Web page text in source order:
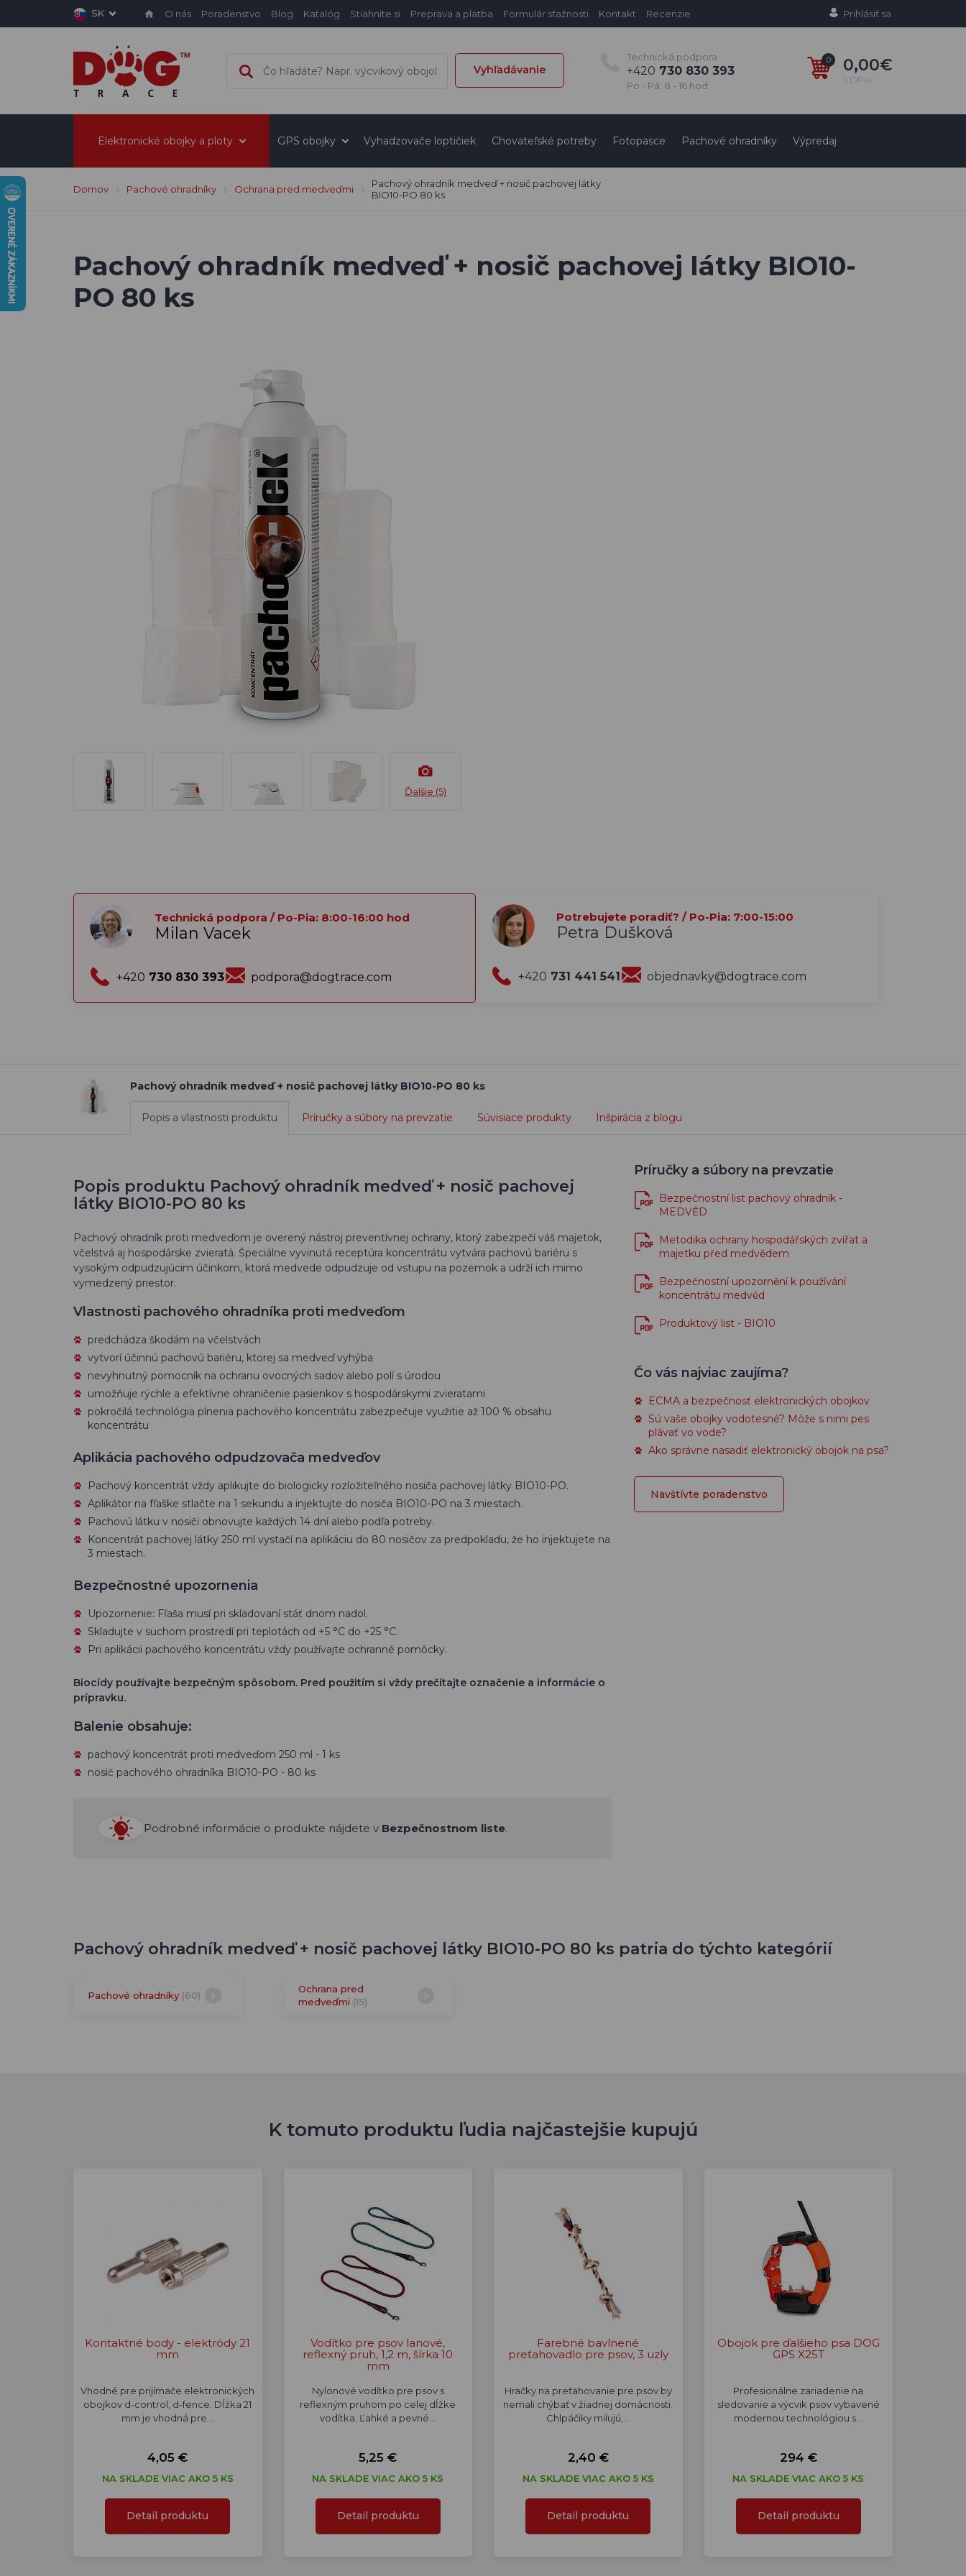
SK O nás Poradenstvo Blog Katalóg Stiahnite si Preprava a platba Formulár sťažnosti Kontakt Recenzie Prihlásiť sa
Vyhľadávanie
Technická podpora
+420 730 830 393
Po - Pá: 8 - 16 hod
0 0,00€
s DPH
Elektronické obojky a ploty GPS obojky Vyhadzovače loptičiek Chovateľské potreby Fotopasce Pachové ohradníky Výpredaj
Domov Pachové ohradníky Ochrana pred medveďmi
Pachový ohradník medveď + nosič pachovej látky
BIO10-PO 80 ks
Pachový ohradník medveď + nosič pachovej látky BIO10-
PO 80 ks
Ďalšie (5)
Technická podpora / Po-Pia: 8:00-16:00 hod
Milan Vacek
+420 730 830 393 podpora@dogtrace.com
Potrebujete poradiť? / Po-Pia: 7:00-15:00
Petra Dušková
+420 731 441 541 objednavky@dogtrace.com
Pachový ohradník medveď + nosič pachovej látky BIO10-PO 80 ks
Popis a vlastnosti produktu Príručky a súbory na prevzatie Súvisiace produkty Inšpirácia z blogu
Popis produktu Pachový ohradník medveď + nosič pachovej
látky BIO10-PO 80 ks
Pachový ohradník proti medveďom je overený nástroj preventívnej ochrany, ktorý zabezpečí váš majetok,
včelstvá aj hospodárske zvieratá. Špeciálne vyvinutá receptúra koncentrátu vytvára pachovú bariéru s
vysokým odpudzujúcim účinkom, ktorá medvede odpudzuje od vstupu na pozemok a udrží ich mimo
vymedzený priestor.
Vlastnosti pachového ohradníka proti medveďom
predchádza škodám na včelstvách
vytvorí účinnú pachovú bariéru, ktorej sa medveď vyhýba
nevyhnutný pomocník na ochranu ovocných sadov alebo polí s úrodou
umožňuje rýchle a efektívne ohraničenie pasienkov s hospodárskymi zvieratami
pokročilá technológia plnenia pachového koncentrátu zabezpečuje využitie až 100 % obsahu
koncentrátu
Aplikácia pachového odpudzovača medveďov
Pachový koncentrát vždy aplikujte do biologicky rozložiteľného nosiča pachovej látky BIO10-PO.
Aplikátor na fľaške stlačte na 1 sekundu a injektujte do nosiča BIO10-PO na 3 miestach.
Pachovú látku v nosiči obnovujte každých 14 dní alebo podľa potreby.
Koncentrát pachovej látky 250 ml vystačí na aplikáciu do 80 nosičov za predpokladu, že ho injektujete na
3 miestach.
Bezpečnostné upozornenia
Upozornenie: Fľaša musí pri skladovaní stáť dnom nadol.
Skladujte v suchom prostredí pri teplotách od +5 °C do +25 °C.
Pri aplikácii pachového koncentrátu vždy používajte ochranné pomôcky.
Biocídy používajte bezpečným spôsobom. Pred použitím si vždy prečítajte označenie a informácie o
prípravku.
Balenie obsahuje:
pachový koncentrát proti medveďom 250 ml - 1 ks
nosič pachového ohradníka BIO10-PO - 80 ks
Podrobné informácie o produkte nájdete v Bezpečnostnom liste.
Príručky a súbory na prevzatie
Bezpečnostní list pachový ohradník -
MEDVĚD
Metodika ochrany hospodářských zvířat a
majetku před medvědem
Bezpečnostní upozornění k používání
koncentrátu medvěd
Produktový list - BIO10
Čo vás najviac zaujíma?
ECMA a bezpečnosť elektronických obojkov
Sú vaše obojky vodotesné? Môže s nimi pes
plávať vo vode?
Ako správne nasadiť elektronický obojok na psa?
Navštívte poradenstvo
Pachový ohradník medveď + nosič pachovej látky BIO10-PO 80 ks patria do týchto kategórií
Pachové ohradníky (60)
Ochrana pred
medveďmi (15)
K tomuto produktu ľudia najčastejšie kupujú
Kontaktné body - elektródy 21
mm
Vhodné pre prijímače elektronických
obojkov d-control, d-fence. Dĺžka 21
mm je vhodná pre…
4,05 €
NA SKLADE VIAC AKO 5 KS
Detail produktu
Vodítko pre psov lanové,
reflexný pruh, 1,2 m, šírka 10
mm
Nylonové vodítko pre psov s
reflexným pruhom po celej dĺžke
vodítka. Ľahké a pevné…
5,25 €
NA SKLADE VIAC AKO 5 KS
Detail produktu
Farebné bavlnené
preťahovadlo pre psov, 3 uzly
Hračky na preťahovanie pre psov by
nemali chýbať v žiadnej domácnosti.
Chlpáčiky milujú,…
2,40 €
NA SKLADE VIAC AKO 5 KS
Detail produktu
Obojok pre ďalšieho psa DOG
GPS X25T
Profesionálne zariadenie na
sledovanie a výcvik psov vybavené
modernou technológiou s…
294 €
NA SKLADE VIAC AKO 5 KS
Detail produktu